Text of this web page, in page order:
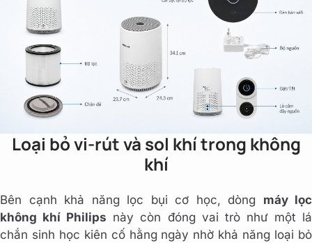
Loại bỏ vi-rút và sol khí trong không
khí
Bên cạnh khả năng lọc bụi cơ học, dòng máy lọc
không khí Philips này còn đóng vai trò như một lá
chắn sinh học kiên cố hằng ngày nhờ khả năng loại bỏ